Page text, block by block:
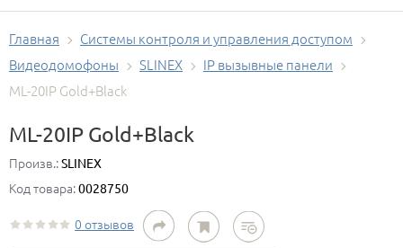
Главная
Системы контроля и управления доступом
Видеодомофоны
SLINEX
IP вызывные панели
ML-20IP Gold+Black
ML-20IP Gold+Black
Произв.:SLINEX
Код товара:0028750
0 отзывов